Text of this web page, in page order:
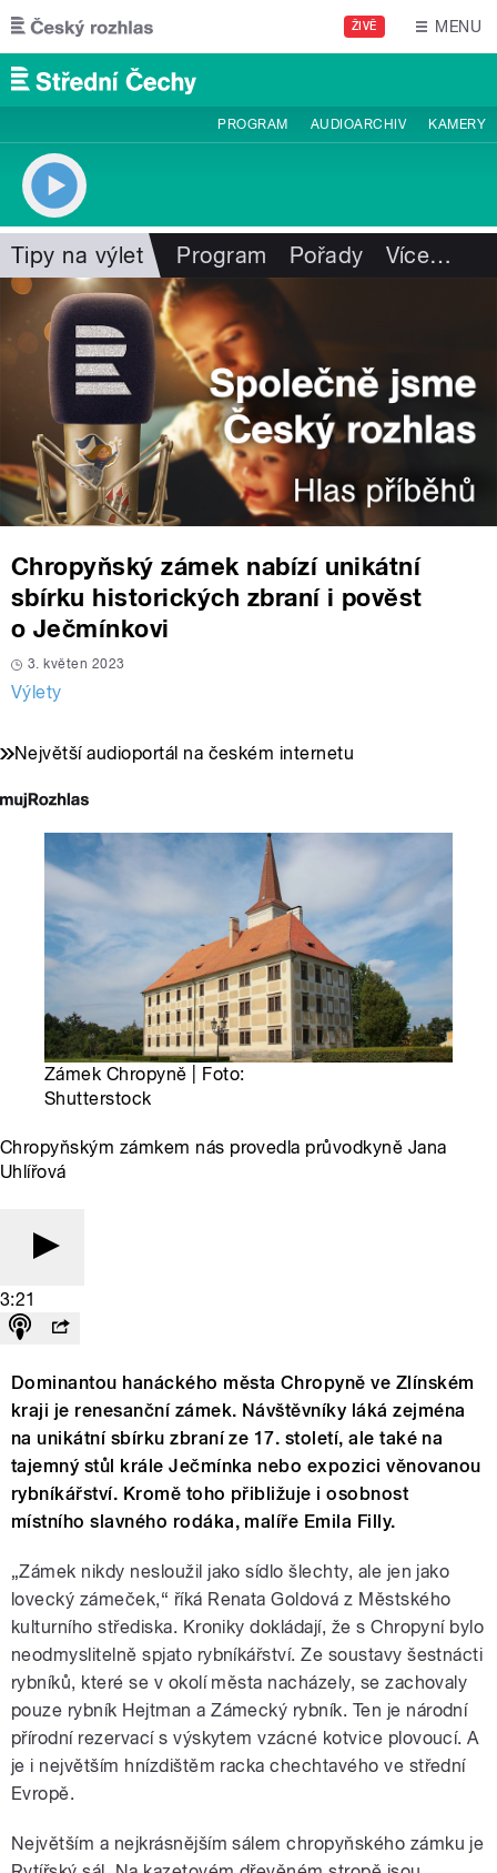
Přejít k hlavnímu obsahu
ŽIVĚ MENU
PROGRAM AUDIOARCHIV KAMERY
Tipy na výlet Program Pořady Více…
Chropyňský zámek nabízí unikátní
sbírku historických zbraní i pověst
o Ječmínkovi
3. květen 2023
Výlety
Největší audioportál na českém internetu
Zámek Chropyně | Foto:
Shutterstock
Chropyňským zámkem nás provedla průvodkyně Jana
Uhlířová
3:21
Dominantou hanáckého města Chropyně ve Zlínském
kraji je renesanční zámek. Návštěvníky láká zejména
na unikátní sbírku zbraní ze 17. století, ale také na
tajemný stůl krále Ječmínka nebo expozici věnovanou
rybníkářství. Kromě toho přibližuje i osobnost
místního slavného rodáka, malíře Emila Filly.
„Zámek nikdy nesloužil jako sídlo šlechty, ale jen jako
lovecký zámeček,“ říká Renata Goldová z Městského
kulturního střediska. Kroniky dokládají, že s Chropyní bylo
neodmyslitelně spjato rybníkářství. Ze soustavy šestnácti
rybníků, které se v okolí města nacházely, se zachovaly
pouze rybník Hejtman a Zámecký rybník. Ten je národní
přírodní rezervací s výskytem vzácné kotvice plovoucí. A
je i největším hnízdištěm racka chechtavého ve střední
Evropě.
Největším a nejkrásnějším sálem chropyňského zámku je